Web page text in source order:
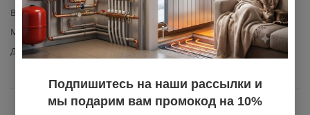
Вид элемента
труба канализационная
Материал изготовления
полипропилен
Диаметр
160
Подпишитесь на наши рассылки и
мы подарим вам промокод на 10%